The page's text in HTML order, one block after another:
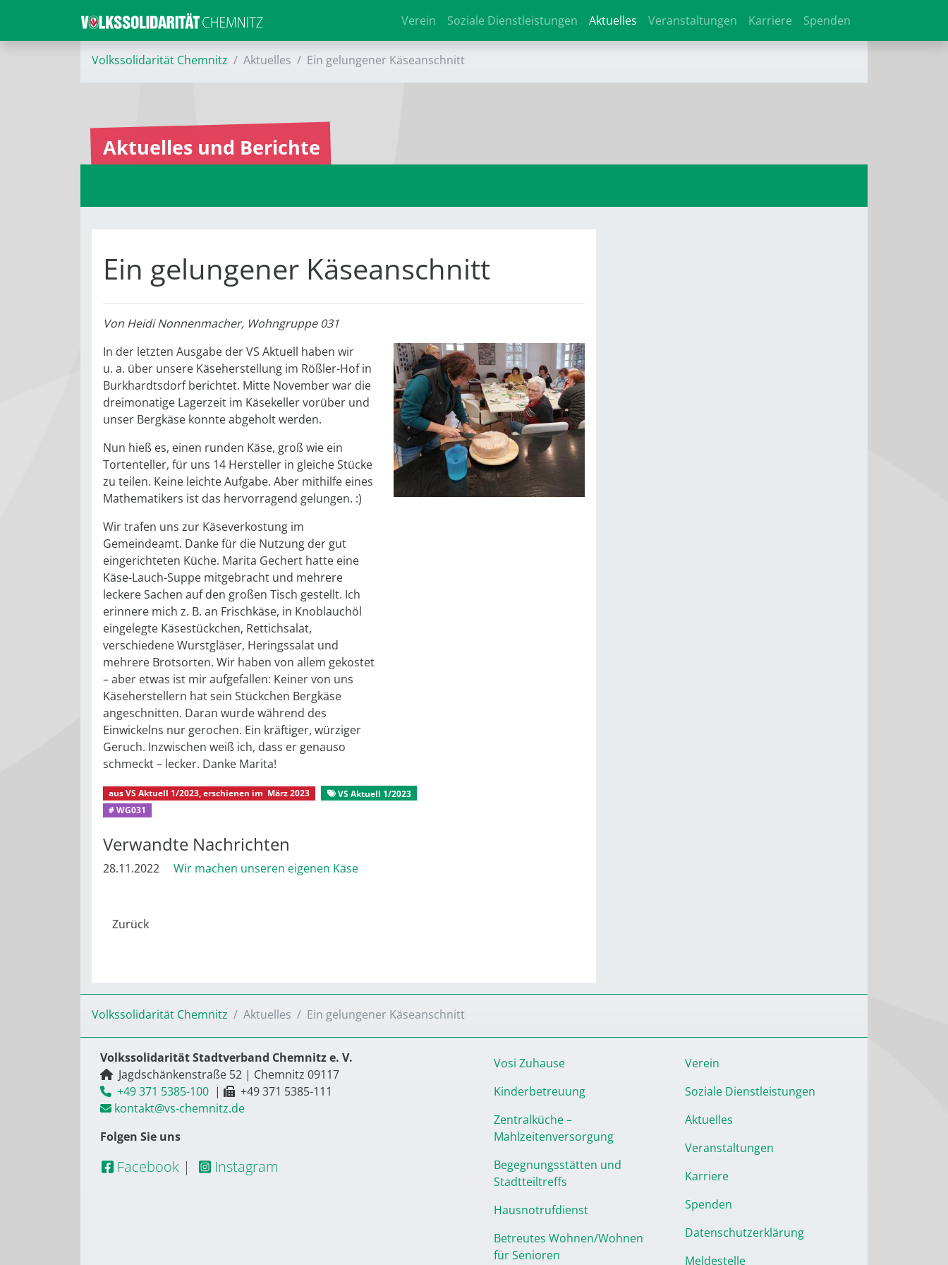
Verein Soziale Dienstleistungen Aktuelles Veranstaltungen Karriere Spenden
Volkssolidarität Chemnitz Aktuelles Ein gelungener Käseanschnitt
Aktuelles und Berichte
Ein gelungener Käseanschnitt
Von Heidi Nonnenmacher, Wohngruppe 031
In der letzten Ausgabe der VS Aktuell haben wir
u. a. über unsere Käseherstellung im Rößler-Hof in
Burkhardtsdorf berichtet. Mitte November war die
dreimonatige Lagerzeit im Käsekeller vorüber und
unser Bergkäse konnte abgeholt werden.
Nun hieß es, einen runden Käse, groß wie ein
Tortenteller, für uns 14 Hersteller in gleiche Stücke
zu teilen. Keine leichte Aufgabe. Aber mithilfe eines
Mathematikers ist das hervorragend gelungen. :)
Wir trafen uns zur Käseverkostung im
Gemeindeamt. Danke für die Nutzung der gut
eingerichteten Küche. Marita Gechert hatte eine
Käse-Lauch-Suppe mitgebracht und mehrere
leckere Sachen auf den großen Tisch gestellt. Ich
erinnere mich z. B. an Frischkäse, in Knoblauchöl
eingelegte Käsestückchen, Rettichsalat,
verschiedene Wurstgläser, Heringssalat und
mehrere Brotsorten. Wir haben von allem gekostet
– aber etwas ist mir aufgefallen: Keiner von uns
Käseherstellern hat sein Stückchen Bergkäse
angeschnitten. Daran wurde während des
Einwickelns nur gerochen. Ein kräftiger, würziger
Geruch. Inzwischen weiß ich, dass er genauso
schmeckt – lecker. Danke Marita!
ausVS Aktuell 1/2023, erschienen im März 2023 VS Aktuell 1/2023
# WG031
Verwandte Nachrichten
28.11.2022 Wir machen unseren eigenen Käse
Volkssolidarität Chemnitz Aktuelles Ein gelungener Käseanschnitt
Volkssolidarität Stadtverband Chemnitz e. V.
Jagdschänkenstraße 52 | Chemnitz 09117
+49 371 5385-100 |
+49 371 5385-111
kontakt@vs-chemnitz.de
Folgen Sie uns
Facebook | Instagram
Vosi Zuhause
Kinderbetreuung
Zentralküche –
Mahlzeitenversorgung
Begegnungsstätten und
Stadtteiltreffs
Hausnotrufdienst
Betreutes Wohnen/Wohnen
für Senioren
Verein
Soziale Dienstleistungen
Aktuelles
Veranstaltungen
Karriere
Spenden
Datenschutzerklärung
Meldestelle